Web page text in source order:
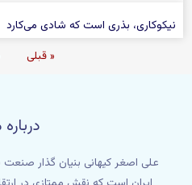
نیکوکاری، بذری است که شادی می‌کارد
« قبلی
علی اصغر کیهانی بنیان گذار صنعت